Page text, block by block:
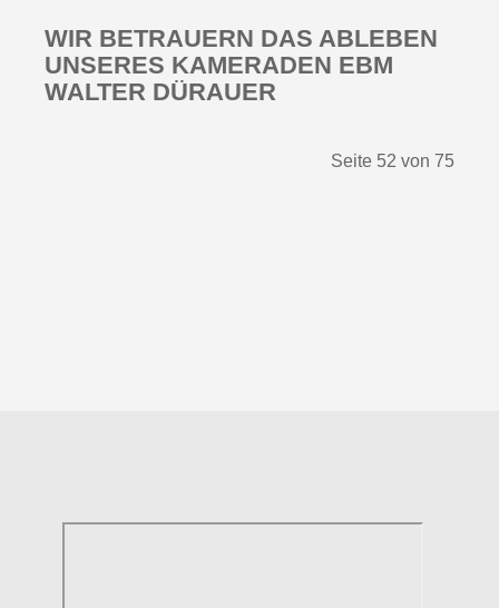
WIR BETRAUERN DAS ABLEBEN
UNSERES KAMERADEN EBM
WALTER DÜRAUER
Seite 52 von 75